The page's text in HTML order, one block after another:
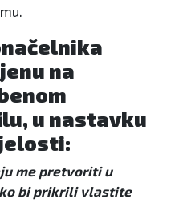
na
u nastavku
me pretvoriti u
bi prikrili vlastite